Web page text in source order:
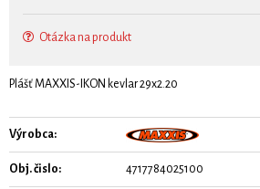
Otázka na produkt
Plášť MAXXIS-IKON kevlar 29x2.20
Výrobca:
Obj. čislo: 4717784025100